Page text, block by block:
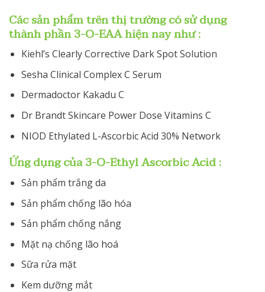
Các sản phẩm trên thị trường có sử dụng
thành phần 3-O-EAA hiện nay như :
Kiehl’s Clearly Corrective Dark Spot Solution
Sesha Clinical Complex C Serum
Dermadoctor Kakadu C
Dr Brandt Skincare Power Dose Vitamins C
NIOD Ethylated L-Ascorbic Acid 30% Network
Ứng dụng của 3-O-Ethyl Ascorbic Acid :
Sản phẩm trắng da
Sản phẩm chống lão hóa
Sản phẩm chống nắng
Mặt nạ chống lão hoá
Sữa rửa mặt
Kem dưỡng mắt